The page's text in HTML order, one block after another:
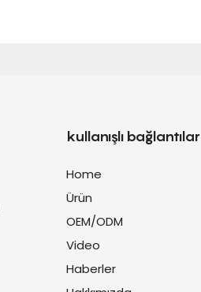
kullanışlı bağlantılar
Home
Ürün
OEM/ODM
Video
Haberler